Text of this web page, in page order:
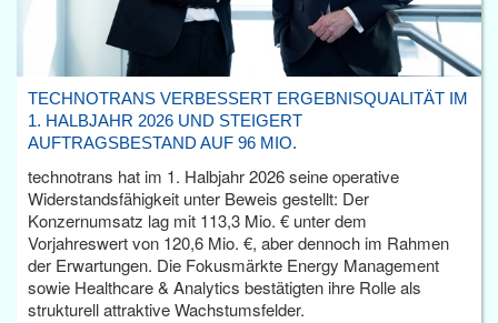
TECHNOTRANS VERBESSERT ERGEBNISQUALITÄT IM
1. HALBJAHR 2026 UND STEIGERT
AUFTRAGSBESTAND AUF 96 MIO.
technotrans hat im 1. Halbjahr 2026 seine operative
Widerstandsfähigkeit unter Beweis gestellt: Der
Konzernumsatz lag mit 113,3 Mio. € unter dem
Vorjahreswert von 120,6 Mio. €, aber dennoch im Rahmen
der Erwartungen. Die Fokusmärkte Energy Management
sowie Healthcare & Analytics bestätigten ihre Rolle als
strukturell attraktive Wachstumsfelder.